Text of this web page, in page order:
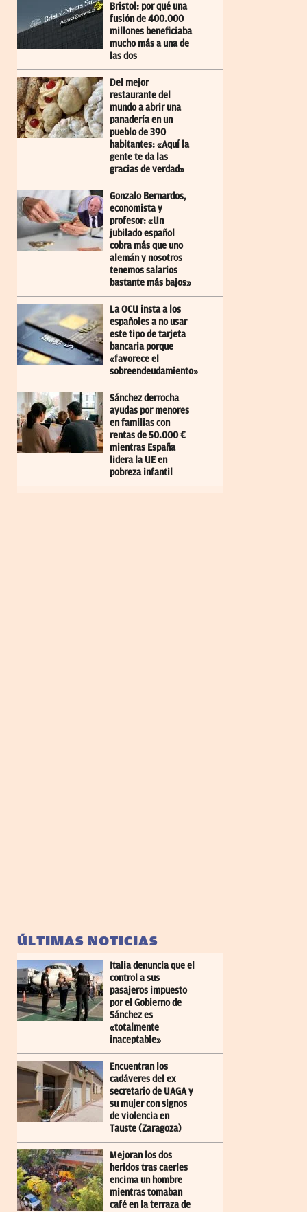
Bristol: por qué una
fusión de 400.000
millones beneficiaba
mucho más a una de
las dos
Del mejor
restaurante del
mundo a abrir una
panadería en un
pueblo de 390
habitantes: «Aquí la
gente te da las
gracias de verdad»
Gonzalo Bernardos,
economista y
profesor: «Un
jubilado español
cobra más que uno
alemán y nosotros
tenemos salarios
bastante más bajos»
La OCU insta a los
españoles a no usar
este tipo de tarjeta
bancaria porque
«favorece el
sobreendeudamiento»
Sánchez derrocha
ayudas por menores
en familias con
rentas de 50.000 €
mientras España
lidera la UE en
pobreza infantil
ÚLTIMAS NOTICIAS
Italia denuncia que el
control a sus
pasajeros impuesto
por el Gobierno de
Sánchez es
«totalmente
inaceptable»
Encuentran los
cadáveres del ex
secretario de UAGA y
su mujer con signos
de violencia en
Tauste (Zaragoza)
Mejoran los dos
heridos tras caerles
encima un hombre
mientras tomaban
café en la terraza de